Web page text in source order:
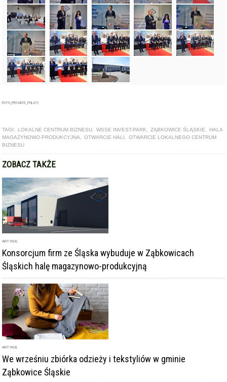
FOTO_PRIVATE_POLICY
TAGI: LOKALNE CENTRUM BIZNESU WSSE INVEST-PARK ZĄBKOWICE ŚLĄSKIE
HALA
MAGAZYNOWO-PRODUKCYJNA
OTWARCIE HALI
OTWARCIE LOKALNEGO CENTRUM
BIZNESU
ZOBACZ TAKŻE
ARTYKUŁ
Konsorcjum firm ze Śląska wybuduje w Ząbkowicach
Śląskich halę magazynowo-produkcyjną
ARTYKUŁ
We wrześniu zbiórka odzieży i tekstyliów w gminie
Ząbkowice Śląskie